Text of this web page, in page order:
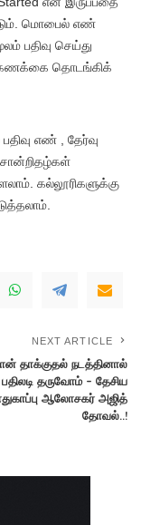
மொபைல் எண்
பதிவு செய்து
தொடங்கிக்
எண் , தேர்வு
கல்லூரிகளுக்கு
NEXT ARTICLE
தாக்குதல் நடத்தினால்
பதிலடி தருவோம் – தேசிய
ஆலோசகர் அஜித்
தோவல்..!